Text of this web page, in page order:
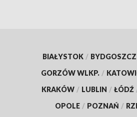
BIAŁYSTOK / BYDGOSZCZ
GORZÓW WLKP. /
KRAKÓW / LUBLIN / ŁÓDŹ
OPOLE / POZNAŃ /